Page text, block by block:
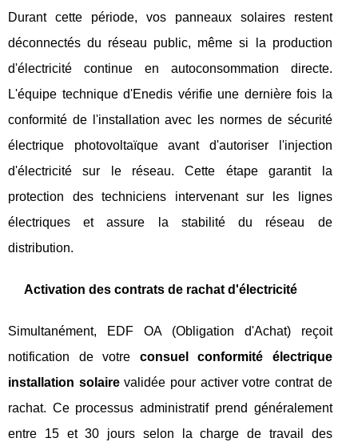
Durant cette période, vos panneaux solaires restent
déconnectés du réseau public, même si la production
d'électricité continue en autoconsommation directe.
L'équipe technique d'Enedis vérifie une dernière fois la
conformité de l'installation avec les normes de sécurité
électrique photovoltaïque avant d'autoriser l'injection
d'électricité sur le réseau. Cette étape garantit la
protection des techniciens intervenant sur les lignes
électriques et assure la stabilité du réseau de
distribution.
Activation des contrats de rachat d'électricité
Simultanément, EDF OA (Obligation d'Achat) reçoit
notification de votre consuel conformité électrique
installation solairevalidée pour activer votre contrat de
rachat. Ce processus administratif prend généralement
entre 15 et 30 jours selon la charge de travail des